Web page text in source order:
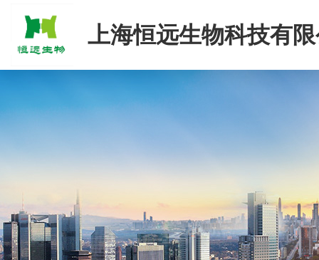
上海恒远生物科技有